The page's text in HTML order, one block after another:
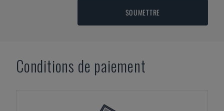
SOUMETTRE
Conditions de paiement